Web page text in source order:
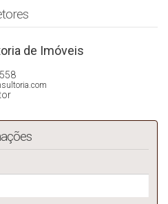
de Imóveis